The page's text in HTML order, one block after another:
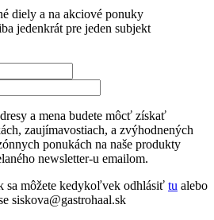
diely a na akciové ponuky
jedenkrát pre jeden subjekt
a mena budete môcť získať
zaujímavostiach, a zvýhodnených
ponukách na naše produkty
newsletter-u emailom.
sa môžete kedykoľvek odhlásiť tu alebo
siskova@gastrohaal.sk